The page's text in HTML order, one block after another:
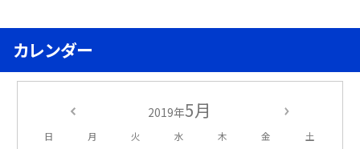
カレンダー
2019年5月
日 月 火 水 木 金 土